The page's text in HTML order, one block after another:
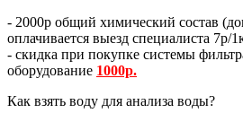
- 2000р общий химический состав
оплачивается выезд специалиста 7р/
- скидка при покупке системы
оборудование 1000р.
Как взять воду для анализа воды?